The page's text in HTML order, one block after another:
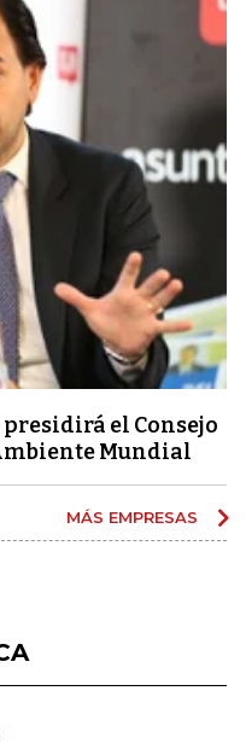
el Consejo
Mundial
MÁS EMPRESAS